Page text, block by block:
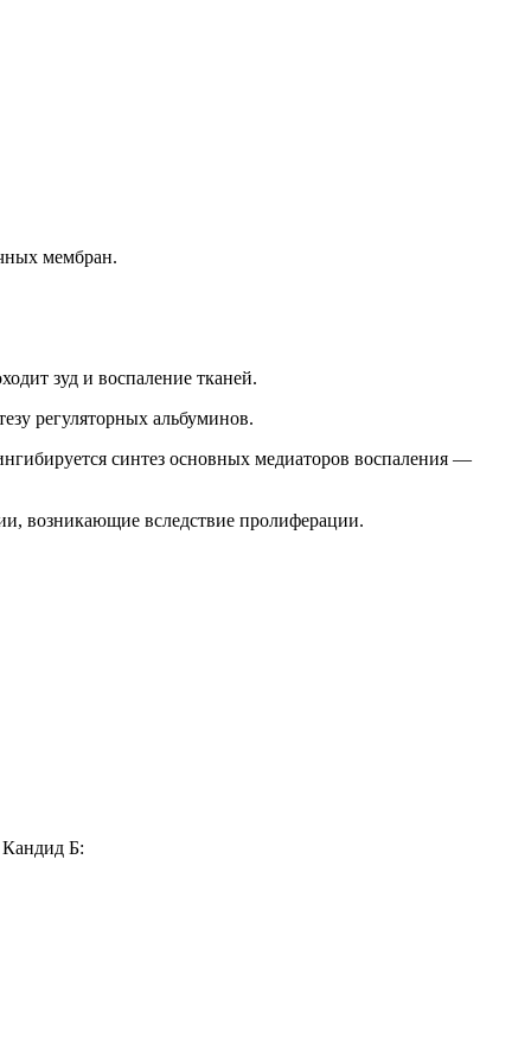
мембран.
зуд и воспаление тканей.
регуляторных альбуминов.
синтез основных медиаторов воспаления —
возникающие вследствие пролиферации.
Кандид Б: